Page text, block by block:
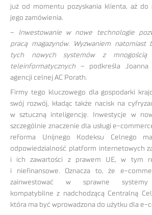
już od momentu pozyskania klienta, aż do
jego zamówienia.
– Inwestowanie w nowe technologie
pracą magazynów. Wyzwaniem natomiast
tych nowych systemów z mnogością
teleinformatycznych – podkreśla Joanna
agencji celnej AC Porath.
Firmy tego kluczowego dla gospodarki
swój rozwój, kładąc także nacisk na
w sztuczną inteligencję. Inwestycje w
szczególnie znaczenie dla usługi e-
reforma Unijnego Kodeksu Celnego
odpowiedzialność platform internetowych
i ich zawartości z prawem UE, w tym
i niefinansowe. Oznacza to, że e-
zainwestować w sprawne systemy
kompatybilne z nadchodzącą Centralną
która ma być wprowadzona do użytku dla e-